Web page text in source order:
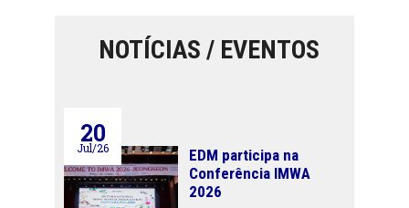
NOTÍCIAS / EVENTOS
20
Jul/26
EDM participa na
Conferência IMWA
2026